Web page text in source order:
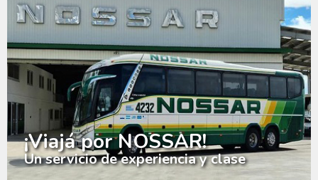
¡Viajá por NOSSAR!
Un servicio de experiencia y clase